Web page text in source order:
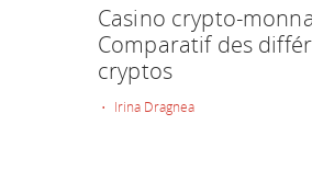
Casino crypto-
Comparatif des
cryptos
• Irina Dragnea